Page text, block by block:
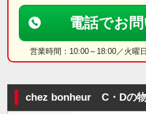
電話でお
営業時間：10:00～18:00／火曜
chez bonheur C・Dの